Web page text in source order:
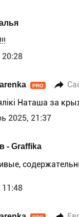
20:28
PRO
Наташа за
2025, 21:37
- Graffika
11:48